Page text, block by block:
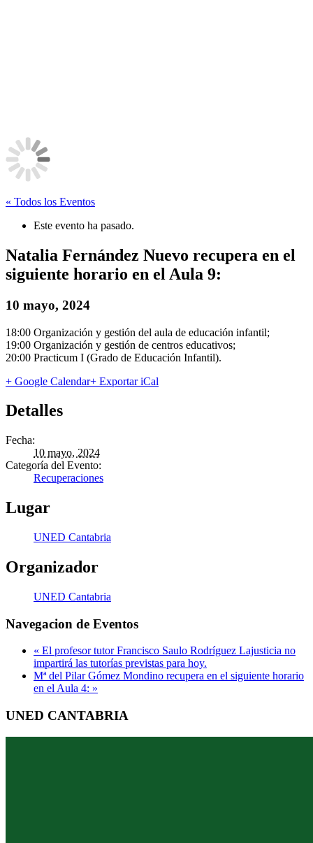
« Todos los Eventos
Este evento ha pasado.
Natalia Fernández Nuevo recupera en el
siguiente horario en el Aula 9:
10 mayo, 2024
18:00 Organización y gestión del aula de educación infantil;
19:00 Organización y gestión de centros educativos;
20:00 Practicum I (Grado de Educación Infantil).
+ Google Calendar+ Exportar iCal
Detalles
Fecha:
10 mayo, 2024
Categoría del Evento:
Recuperaciones
Lugar
UNED Cantabria
Organizador
UNED Cantabria
Navegacion de Eventos
« El profesor tutor Francisco Saulo Rodríguez Lajusticia no
impartirá las tutorías previstas para hoy.
Mª del Pilar Gómez Mondino recupera en el siguiente horario
en el Aula 4: »
UNED CANTABRIA